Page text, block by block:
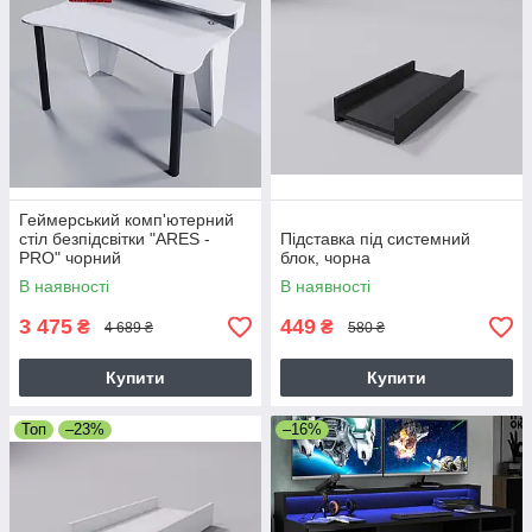
Геймерський комп'ютерний
стіл безпідсвітки "ARES -
PRO" чорний
В наявності
3 475 ₴ 4 689 ₴
Купити
Підставка під системний
блок, чорна
В наявності
449 ₴ 580 ₴
Купити
Топ –23% –16%